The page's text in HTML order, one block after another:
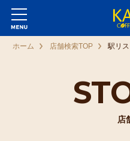
店
ホーム 店舗検索TOP 駅リス